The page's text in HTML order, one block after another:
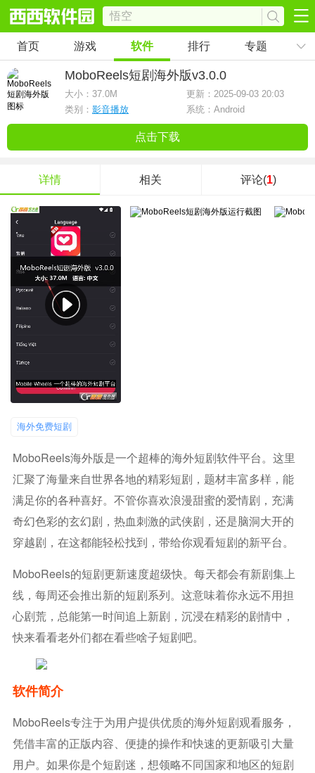
首页 游戏 软件 排行 专题
MoboReels短剧海外版v3.0.0
大小： 37.0M
更新：2025-09-03 20:03
类别： 影音播放 系统：Android
点击下载
详情 相关 评论(1)
海外免费短剧
MoboReels海外版是一个超棒的海外短剧软件平台。这里
汇聚了海量来自世界各地的精彩短剧，题材丰富多样，能
满足你的各种喜好。不管你喜欢浪漫甜蜜的爱情剧，充满
奇幻色彩的玄幻剧，热血刺激的武侠剧，还是脑洞大开的
穿越剧，在这都能轻松找到，带给你观看短剧的新平台。
MoboReels的短剧更新速度超级快。每天都会有新剧集上
线，每周还会推出新的短剧系列。这意味着你永远不用担
心剧荒，总能第一时间追上新剧，沉浸在精彩的剧情中，
快来看看老外们都在看些啥子短剧吧。
软件简介
MoboReels专注于为用户提供优质的海外短剧观看服务，
凭借丰富的正版内容、便捷的操作和快速的更新吸引大量
用户。如果你是个短剧迷，想领略不同国家和地区的短剧